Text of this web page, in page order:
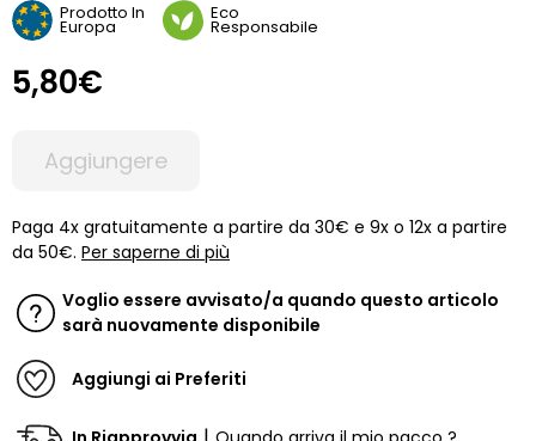
Prodotto In
Europa
Eco
Responsabile
5,80€
Aggiungere
Paga 4x gratuitamente a partire da 30€ e 9x o 12x a partire
da 50€. Per saperne di più
Voglio essere avvisato/a quando questo articolo
sarà nuovamente disponibile
Aggiungi ai Preferiti